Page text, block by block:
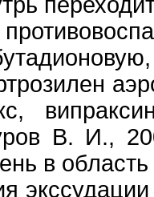
В. И.,
в